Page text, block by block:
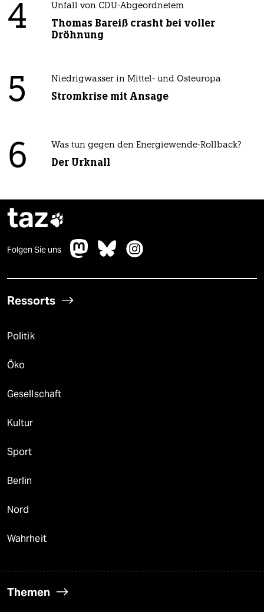
4 Unfall von CDU-Abgeordnetem
Thomas Bareiß crasht bei voller
Dröhnung
5 Niedrigwasser in Mittel- und Osteuropa
Stromkrise mit Ansage
6 Was tun gegen den Energiewende-Rollback?
Der Urknall
taz
Folgen Sie uns
Ressorts
Politik
Öko
Gesellschaft
Kultur
Sport
Berlin
Nord
Wahrheit
Themen